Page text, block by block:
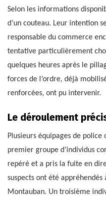
Selon les informations
d’un couteau. Leur intention
responsable du commerce
tentative particulièrement
quelques heures après le
forces de l’ordre, déjà
renforcées, ont pu intervenir.
Le déroulement
Plusieurs équipages de
premier groupe d’individus
repéré et a pris la fuite en
suspects ont été
Montauban. Un troisième